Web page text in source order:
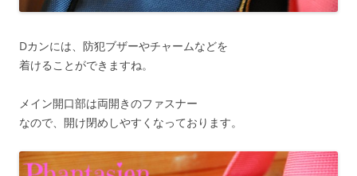
Dカンには、防犯ブザーやチャームなどを
着けることができますね。
メイン開口部は両開きのファスナー
なので、開け閉めしやすくなっております。